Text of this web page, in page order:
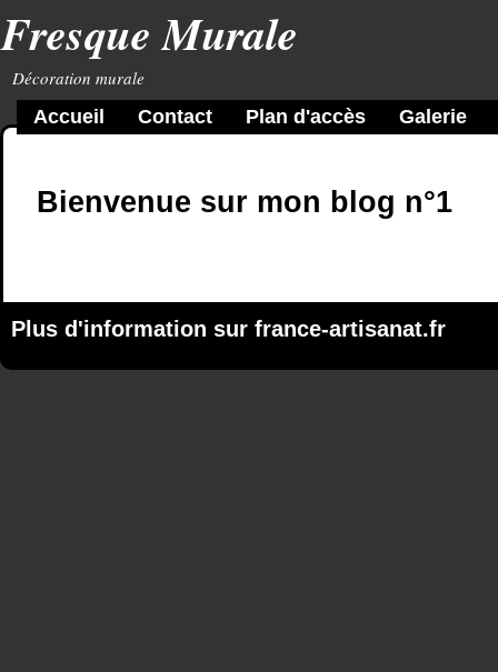
Fresque Murale
Décoration murale
Bienvenue sur mon blog n°1
Plus d'information sur france-artisanat.fr
Accueil Contact Plan d'accès Galerie